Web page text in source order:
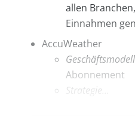
allen
Einnahmen
AccuWeather
Abonnement
Strategie...